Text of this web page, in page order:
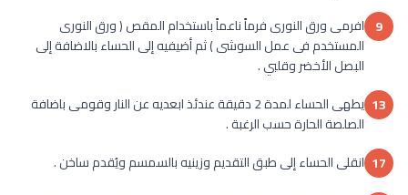
9 افرمى ورق النورى فرماً ناعماً باستخدام المقص ( ورق النورى
المستخدم فى عمل السوشى ) ثم أضيفيه إلى الحساء بالاضافة إلى
البصل الأخضر وقلبي .
13
يطهى الحساء لمدة 2 دقيقة عندئذ ابعديه عن النار وقومى باضافة
الصلصة الحارة حسب الرغبة .
17 انقلى الحساء إلى طبق التقديم وزينيه بالسمسم ويُقدم ساخن .